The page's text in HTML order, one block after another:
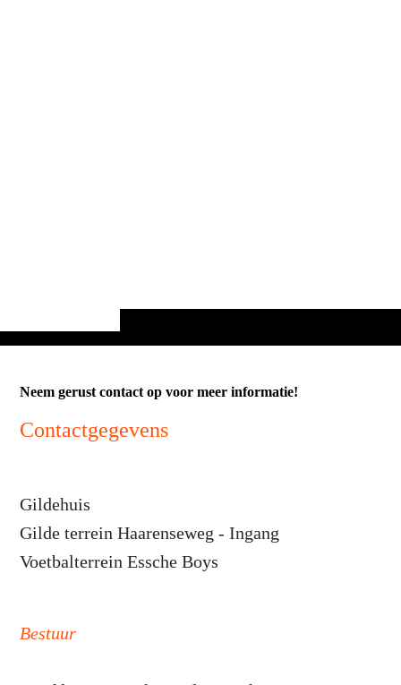
Neem gerust contact op voor meer informatie!
Contactgegevens
Gildehuis
Gilde terrein Haarenseweg - Ingang
Voetbalterrein Essche Boys
Bestuur